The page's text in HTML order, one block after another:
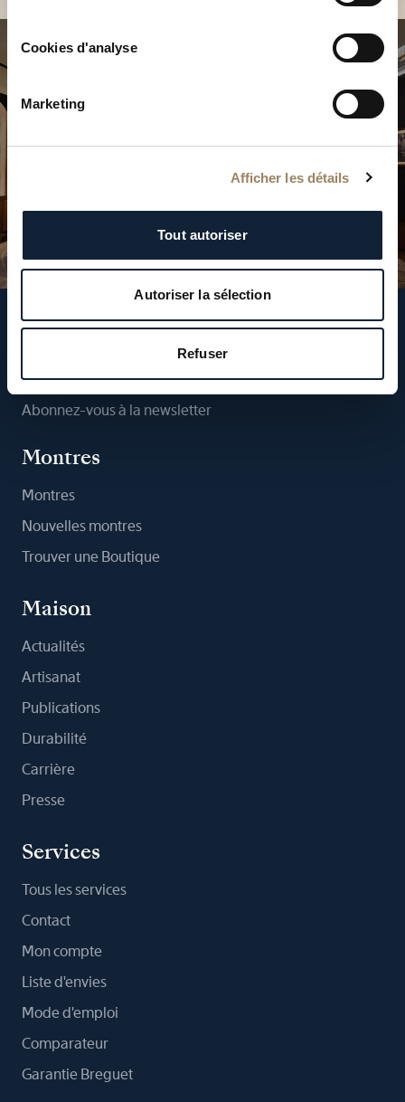
Cookies d'analyse
Marketing
Afficher les détails
Tout autoriser
Autoriser la sélection
Refuser
Suivez-nous
Abonnez-vous à la newsletter
Montres
Montres
Nouvelles montres
Trouver une Boutique
Maison
Actualités
Artisanat
Publications
Durabilité
Carrière
Presse
Services
Tous les services
Contact
Mon compte
Liste d'envies
Mode d'emploi
Comparateur
Garantie Breguet